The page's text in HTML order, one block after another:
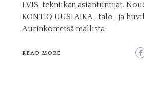
LVIS-tekniikan asiantuntijat.
KONTIO UUSI AIKA -talo- ja
Aurinkometsä mallista
READ MORE